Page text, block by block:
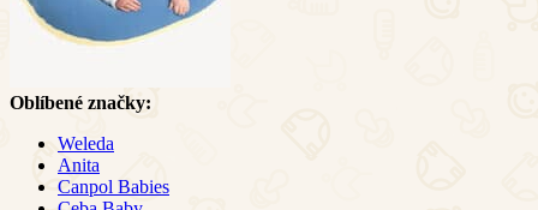
Oblíbené značky:
Weleda
Anita
Canpol Babies